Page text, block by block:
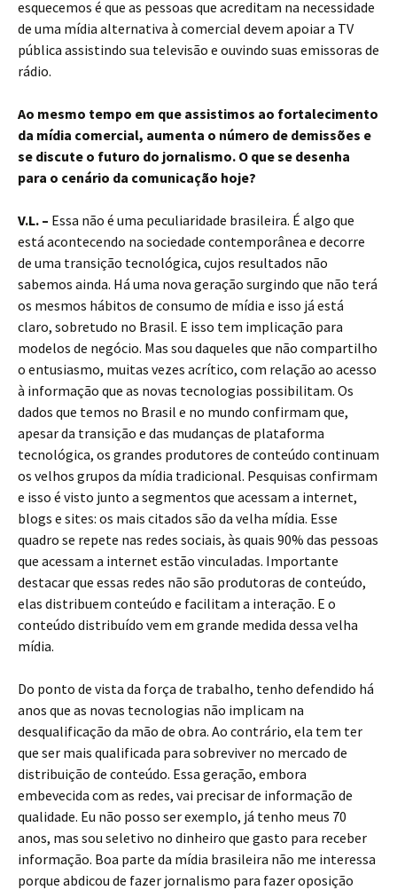
esquecemos é que as pessoas que acreditam na necessidade
de uma mídia alternativa à comercial devem apoiar a TV
pública assistindo sua televisão e ouvindo suas emissoras de
rádio.
Ao mesmo tempo em que assistimos ao fortalecimento
da mídia comercial, aumenta o número de demissões e
se discute o futuro do jornalismo. O que se desenha
para o cenário da comunicação hoje?
V.L. – Essa não é uma peculiaridade brasileira. É algo que
está acontecendo na sociedade contemporânea e decorre
de uma transição tecnológica, cujos resultados não
sabemos ainda. Há uma nova geração surgindo que não terá
os mesmos hábitos de consumo de mídia e isso já está
claro, sobretudo no Brasil. E isso tem implicação para
modelos de negócio. Mas sou daqueles que não compartilho
o entusiasmo, muitas vezes acrítico, com relação ao acesso
à informação que as novas tecnologias possibilitam. Os
dados que temos no Brasil e no mundo confirmam que,
apesar da transição e das mudanças de plataforma
tecnológica, os grandes produtores de conteúdo continuam
os velhos grupos da mídia tradicional. Pesquisas confirmam
e isso é visto junto a segmentos que acessam a internet,
blogs e sites: os mais citados são da velha mídia. Esse
quadro se repete nas redes sociais, às quais 90% das pessoas
que acessam a internet estão vinculadas. Importante
destacar que essas redes não são produtoras de conteúdo,
elas distribuem conteúdo e facilitam a interação. E o
conteúdo distribuído vem em grande medida dessa velha
mídia.
Do ponto de vista da força de trabalho, tenho defendido há
anos que as novas tecnologias não implicam na
desqualificação da mão de obra. Ao contrário, ela tem ter
que ser mais qualificada para sobreviver no mercado de
distribuição de conteúdo. Essa geração, embora
embevecida com as redes, vai precisar de informação de
qualidade. Eu não posso ser exemplo, já tenho meus 70
anos, mas sou seletivo no dinheiro que gasto para receber
informação. Boa parte da mídia brasileira não me interessa
porque abdicou de fazer jornalismo para fazer oposição